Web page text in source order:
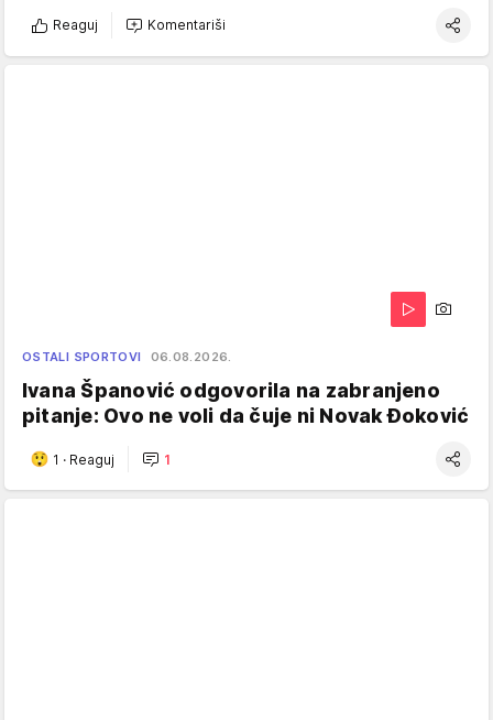
Reaguj Komentariši
OSTALI SPORTOVI 06.08.2026.
Ivana Španović odgovorila na zabranjeno
pitanje: Ovo ne voli da čuje ni Novak Đoković
1 · Reaguj 1